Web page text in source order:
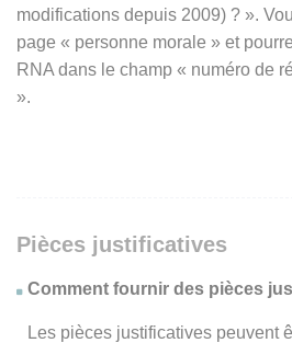
modifications depuis 2009) ? ».
page « personne morale » et
RNA dans le champ « numéro de
».
Pièces justificatives
Comment fournir des pièces
Les pièces justificatives peuvent